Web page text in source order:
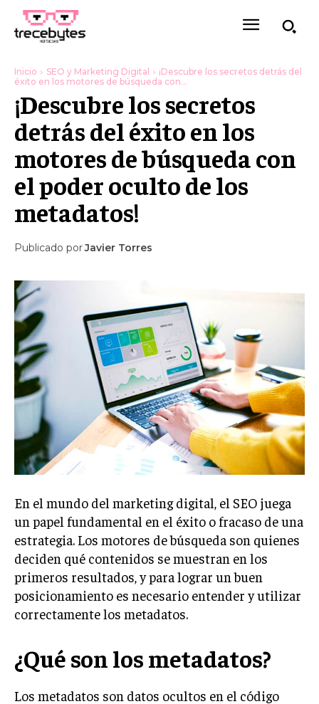
Inicio SEO y Marketing Digital
¡Descubre los secretos detrás del
éxito en los motores de búsqueda con...
¡Descubre los secretos
detrás del éxito en los
motores de búsqueda con
el poder oculto de los
metadatos!
Publicado porJavier Torres
En el mundo del marketing digital, el SEO juega
un papel fundamental en el éxito o fracaso de una
estrategia. Los motores de búsqueda son quienes
deciden qué contenidos se muestran en los
primeros resultados, y para lograr un buen
posicionamiento es necesario entender y utilizar
correctamente los metadatos.
¿Qué son los metadatos?
Los metadatos son datos ocultos en el código